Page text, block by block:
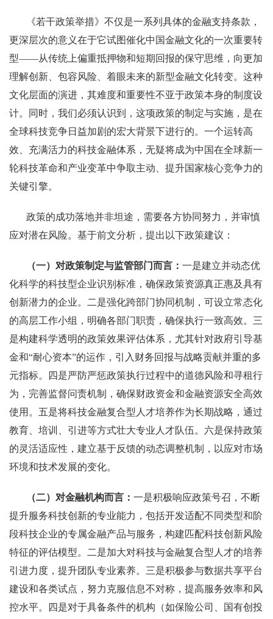
《若干政策举措》不仅是一系列具体的金融支持条款，
更深层次的意义在于它试图催化中国金融文化的一次重要转
型——从传统上偏重抵押物和短期回报的保守思维，向更加
理解创新、包容风险、着眼未来的新型金融文化转变。这种
文化层面的演进，其难度和重要性不亚于政策本身的制度设
计。同时，我们必须认识到，这项政策的制定与实施，是在
全球科技竞争日益加剧的宏大背景下进行的。一个运转高
效、充满活力的科技金融体系，无疑将成为中国在全球新一
轮科技革命和产业变革中争取主动、提升国家核心竞争力的
关键引擎。
政策的成功落地并非坦途，需要各方协同努力，并审慎
应对潜在风险。基于前文分析，提出以下政策建议：
（一）对政策制定与监管部门而言： 一是建立并动态优
化科学的科技型企业识别标准，确保政策资源真正惠及具有
创新潜力的企业。二是强化跨部门协同机制，可设立常态化
的高层工作小组，明确各部门职责，确保执行一致高效。三
是构建科学透明的政策效果评估体系，尤其针对政府引导基
金和“耐心资本”的运作，引入财务回报与战略贡献并重的多
元指标。四是严防严惩政策执行过程中的道德风险和寻租行
为，完善监督问责机制，确保财政资金和金融资源安全高效
使用。五是将科技金融复合型人才培养作为长期战略，通过
教育、培训、引进等方式壮大专业人才队伍。六是保持政策
的灵活适应性，建立基于反馈的动态调整机制，以应对市场
环境和技术发展的变化。
（二）对金融机构而言： 一是积极响应政策号召，不断
提升服务科技创新的专业能力，包括开发适配不同类型和阶
段科技企业的专属金融产品与服务，构建匹配科技创新风险
特征的评估模型。二是加大对科技与金融复合型人才的培养
引进力度，提升团队专业素养。三是积极参与数据共享平台
建设和各类试点，努力克服信息不对称，提高服务效率和风
控水平。四是对于具备条件的机构（如保险公司、国有创投